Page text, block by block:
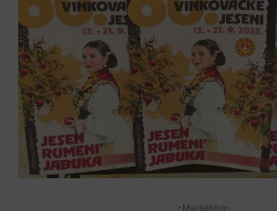
-Marketing-